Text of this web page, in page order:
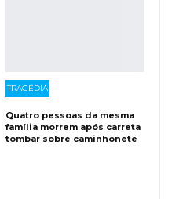
TRAGÉDIA
Quatro pessoas da mesma
família morrem após carreta
tombar sobre caminhonete